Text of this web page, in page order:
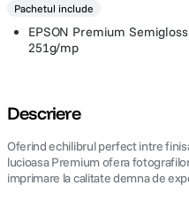
Pachetul include
EPSON Premium
251g/mp
Descriere
Oferind echilibrul perfect intre
lucioasa Premium ofera
imprimare la calitate demna de